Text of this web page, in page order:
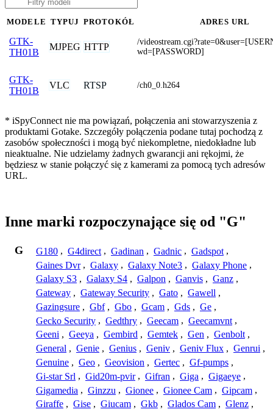
MODELE TYPUJ PROTOKÓŁ ADRES URL
GTK-
TH01B
MJPEG HTTP
/
wd=[PASSWORD]
GTK-
TH01B
VLC RTSP /ch0_0.h264
* iSpyConnect nie ma powiązań, połączenia ani stowarzyszenia z
produktami Gotake. Szczegóły połączenia podane tutaj pochodzą z
zasobów społeczności i mogą być niekompletne, niedokładne lub
nieaktualne. Nie udzielamy żadnych gwarancji ani rękojmi, że
będziesz w stanie połączyć się z kamerami za pomocą tych adresów
URL.
Inne marki rozpoczynające się od "G"
G G180 , G4direct , Gadinan , Gadnic , Gadspot ,
Gaines Dvr , Galaxy , Galaxy Note3 , Galaxy Phone ,
Galaxy S3 , Galaxy S4 , Galpon , Ganvis , Ganz ,
Gateway , Gateway Security , Gato , Gawell ,
Gazingsure , Gbf , Gbo , Gcam , Gds , Ge ,
Gecko Security , Gedthry , Geecam , Geecamvnt ,
Geeni , Geeya , Gembird , Gemtek , Gen , Genbolt ,
General , Genie , Genius , Geniv , Geniv Flux , Genrui ,
Genuine , Geo , Geovision , Gertec , Gf-pumps ,
Gi-star Srl , Gid20m-pvir , Gifran , Giga , Gigaeye ,
Gigamedia , Ginzzu , Gionee , Gionee Cam , Gipcam ,
Giraffe , Gise , Giucam , Gkb , Glados Cam , Glenz ,